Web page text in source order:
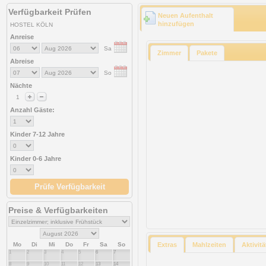
Verfügbarkeit Prüfen
HOSTEL KÖLN
Anreise
Abreise
Nächte
Anzahl Gäste:
Kinder 7-12 Jahre
Kinder 0-6 Jahre
Prüfe Verfügbarkeit
Preise & Verfügbarkeiten
Neuen Aufenthalt
hinzufügen
Zimmer Pakete
Extras Mahlzeiten